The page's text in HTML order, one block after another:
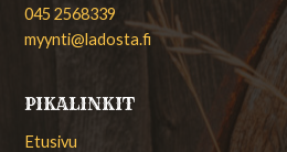
045 2568339
myynti@ladosta.fi
PIKALINKIT
Etusivu